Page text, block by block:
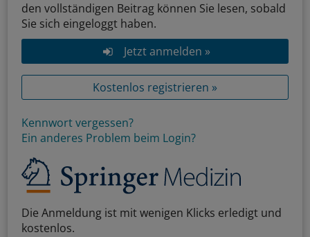
den vollständigen Beitrag können Sie lesen, sobald
Sie sich eingeloggt haben.
Jetzt anmelden »
Kostenlos registrieren »
Kennwort vergessen?
Ein anderes Problem beim Login?
Die Anmeldung ist mit wenigen Klicks erledigt und
kostenlos.